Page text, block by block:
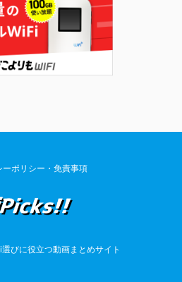
ーポリシー・免責事項
びに役立つ動画まとめサイト